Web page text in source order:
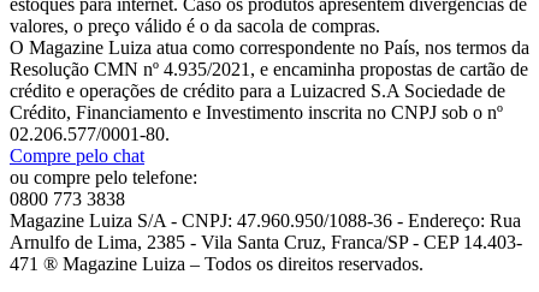
valores, o preço válido é o da sacola de compras.
O Magazine Luiza atua como correspondente no País, nos termos da
Resolução CMN nº 4.935/2021, e encaminha propostas de cartão de
crédito e operações de crédito para a Luizacred S.A Sociedade de
Crédito, Financiamento e Investimento inscrita no CNPJ sob o nº
02.206.577/0001-80.
Compre pelo chat
ou compre pelo telefone:
0800 773 3838
Magazine Luiza S/A - CNPJ: 47.960.950/1088-36 - Endereço: Rua
Arnulfo de Lima, 2385 - Vila Santa Cruz, Franca/SP - CEP 14.403-
471 ® Magazine Luiza – Todos os direitos reservados.